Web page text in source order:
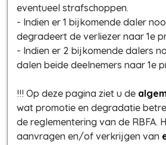
eventueel strafschoppen.
- Indien er 1 bijkomende daler
degradeert de verliezer naar 1e
- Indien er 2 bijkomende dalers
dalen beide deelnemers naar 1e
!!! Op deze pagina ziet u de
wat promotie en degradatie
de reglementering van de RBFA.
aanvragen en/of verkrijgen van